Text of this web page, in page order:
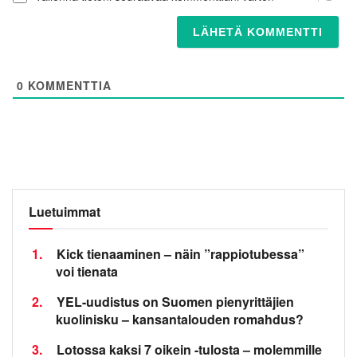
0 KOMMENTTIA
Luetuimmat
1.
Kick tienaaminen – näin ”rappiotubessa”
voi tienata
2.
YEL-uudistus on Suomen pienyrittäjien
kuolinisku – kansantalouden romahdus?
3.
Lotossa kaksi 7 oikein -tulosta – molemmille